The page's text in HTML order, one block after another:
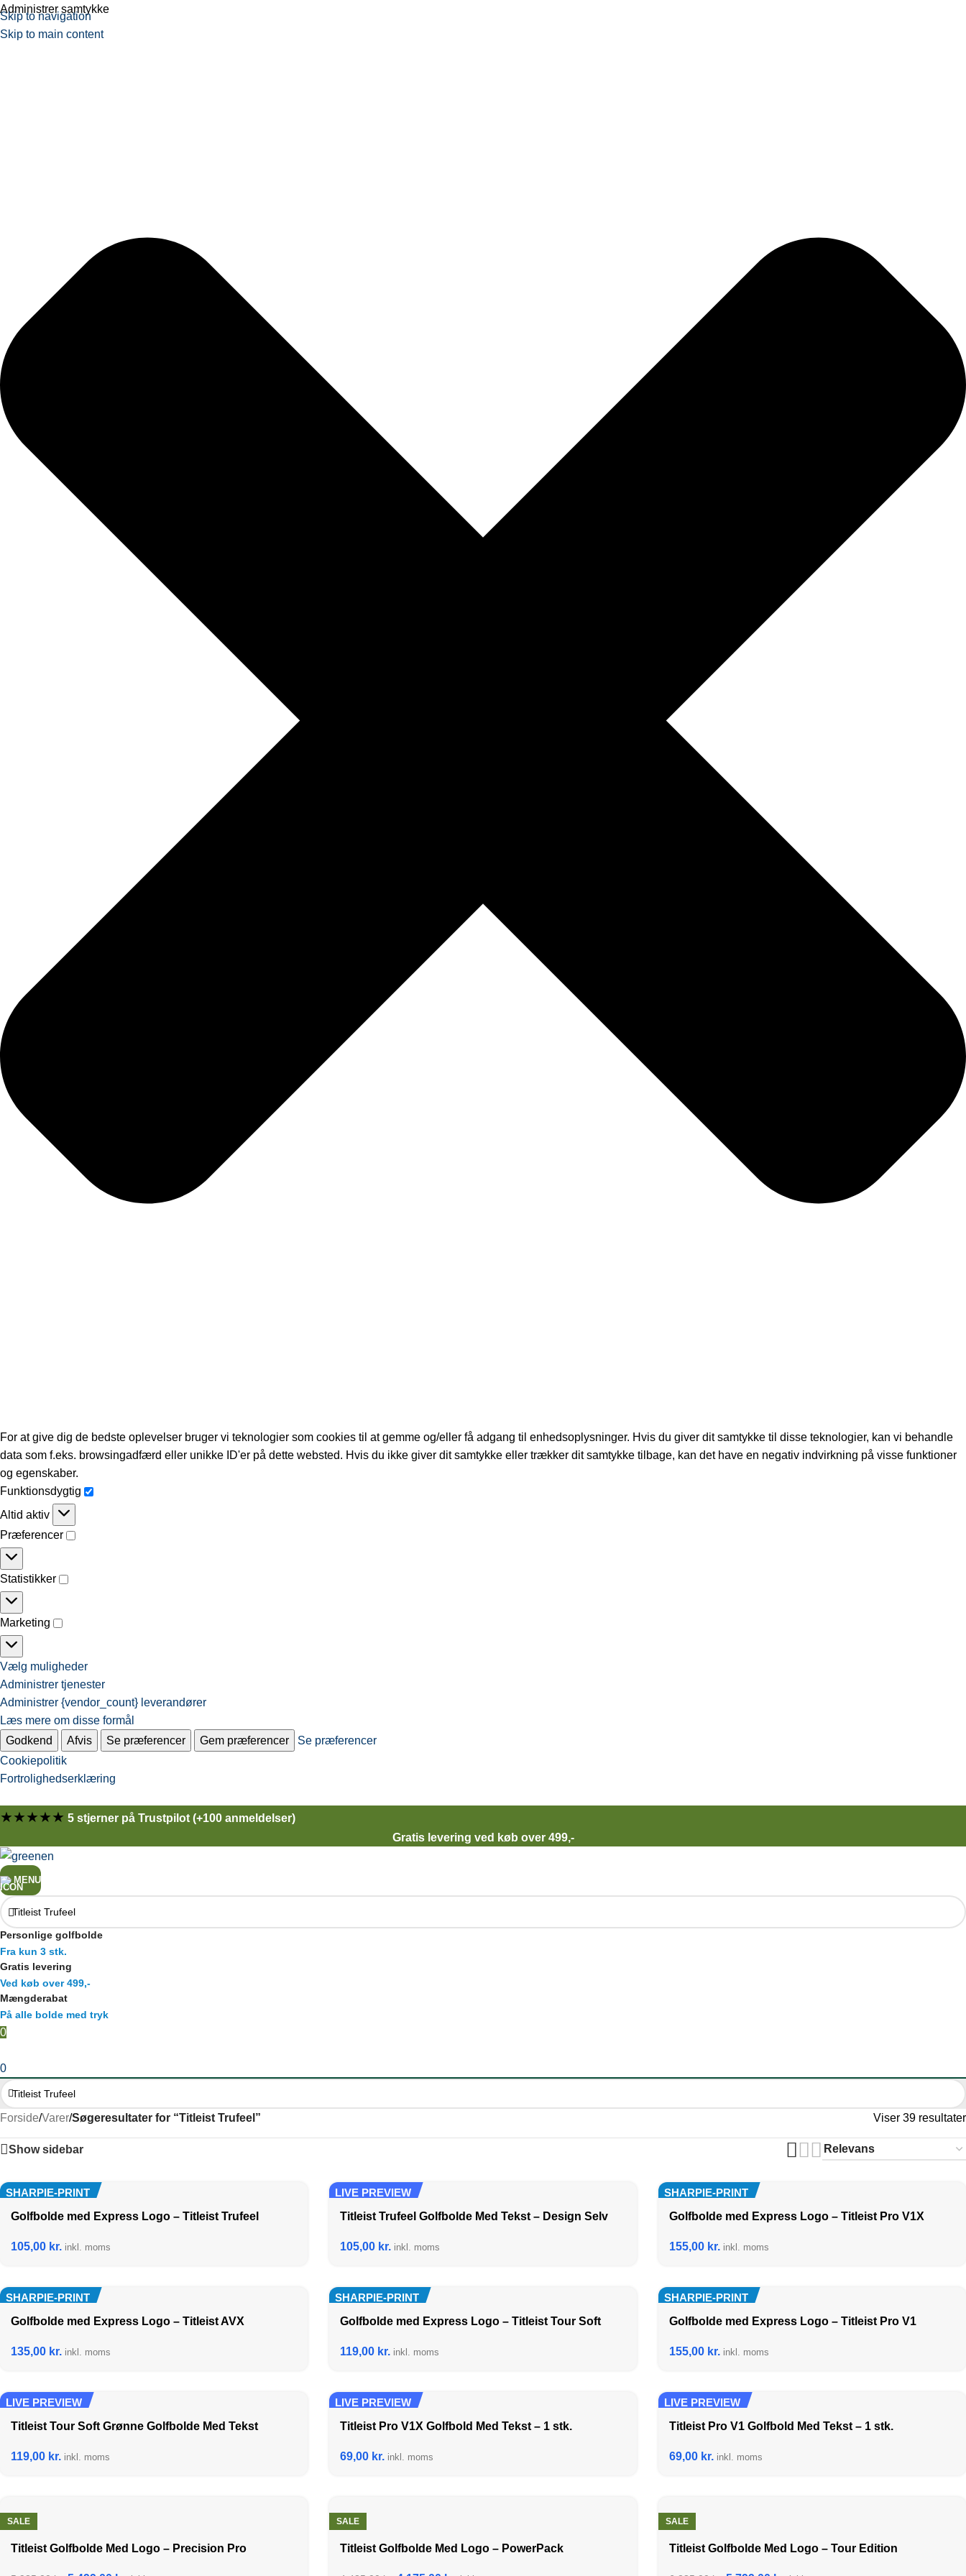
Administrer samtykke
For at give dig de bedste oplevelser bruger vi teknologier som cookies til at gemme og/eller få adgang til enhedsoplysninger. Hvis du giver dit samtykke til disse teknologier, kan vi behandle
data som f.eks. browsingadfærd eller unikke ID'er på dette websted. Hvis du ikke giver dit samtykke eller trækker dit samtykke tilbage, kan det have en negativ indvirkning på visse funktioner
og egenskaber.
Funktionsdygtig
Altid aktiv
Præferencer
Statistikker
Marketing
Vælg muligheder
Administrer tjenester
Administrer {vendor_count} leverandører
Læs mere om disse formål
Godkend
Afvis Se præferencer Gem præferencer
Se præferencer
Cookiepolitik
Fortrolighedserklæring
Skip to navigation
Skip to main content
★★★★★ 5 stjerner på Trustpilot (+100 anmeldelser)
Gratis levering ved køb over 499,-
MENU
Personlige golfbolde
Fra kun 3 stk.
Gratis levering
Ved køb over 499,-
Mængderabat
På alle bolde med tryk
0
0
Forside/Varer/Søgeresultater for “Titleist Trufeel” Viser 39 resultater
Show sidebar
SHARPIE-PRINT
Golfbolde med Express Logo – Titleist Trufeel
105,00 kr. inkl. moms
LIVE PREVIEW
Titleist Trufeel Golfbolde Med Tekst – Design Selv
105,00 kr. inkl. moms
SHARPIE-PRINT
Golfbolde med Express Logo – Titleist Pro V1X
155,00 kr. inkl. moms
SHARPIE-PRINT
Golfbolde med Express Logo – Titleist AVX
135,00 kr. inkl. moms
SHARPIE-PRINT
Golfbolde med Express Logo – Titleist Tour Soft
119,00 kr. inkl. moms
SHARPIE-PRINT
Golfbolde med Express Logo – Titleist Pro V1
155,00 kr. inkl. moms
LIVE PREVIEW
Titleist Tour Soft Grønne Golfbolde Med Tekst
119,00 kr. inkl. moms
LIVE PREVIEW
Titleist Pro V1X Golfbold Med Tekst – 1 stk.
69,00 kr. inkl. moms
LIVE PREVIEW
Titleist Pro V1 Golfbold Med Tekst – 1 stk.
69,00 kr. inkl. moms
SALE
Titleist Golfbolde Med Logo – Precision Pro
SALE
Titleist Golfbolde Med Logo – PowerPack
SALE
Titleist Golfbolde Med Logo – Tour Edition